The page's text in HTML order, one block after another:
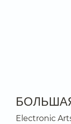
Electronic